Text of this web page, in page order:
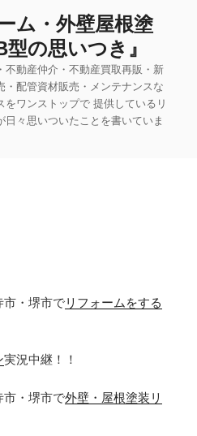
ム・外壁屋根塗
の思いつき』
不動産仲介・不動産買取再販・新
配管資材販売・メンテナンスな
をワンストップで 提供しているリ
々思いついたことを書いていま
市・堺市でリフォームをする
実況中継！！
市・堺市で外壁・屋根塗装リ